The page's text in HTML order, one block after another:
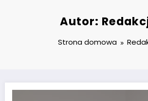
Autor:
Strona domowa